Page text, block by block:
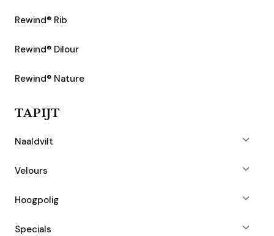
Rewind® Rib
Rewind® Dilour
Rewind® Nature
TAPIJT
Naaldvilt
Velours
Hoogpolig
Specials